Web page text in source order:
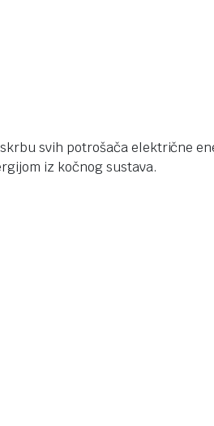
svih potrošača električne
iz kočnog sustava.